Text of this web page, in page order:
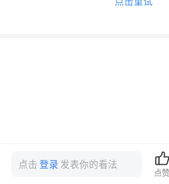
点击登录 发表你的看法
点赞